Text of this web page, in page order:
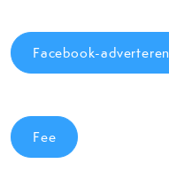
Facebook-adverteren
Fee